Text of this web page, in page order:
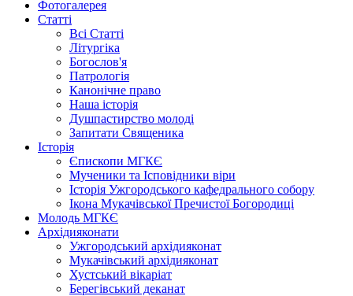
Фотогалерея
Статті
Всі Статті
Літургіка
Богослов'я
Патрологія
Канонічне право
Наша історія
Душпастирство молоді
Запитати Священика
Історія
Єпископи МГКЄ
Мученики та Ісповідники віри
Історія Ужгородського кафедрального собору
Ікона Мукачівської Пречистої Богородиці
Молодь МГКЄ
Архідияконати
Ужгородський архідияконат
Мукачівський архідияконат
Хустський вікаріат
Берегівський деканат